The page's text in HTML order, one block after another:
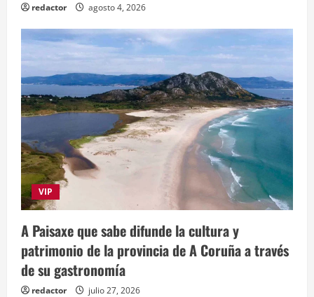
redactor agosto 4, 2026
VIP
A Paisaxe que sabe difunde la cultura y
patrimonio de la provincia de A Coruña a través
de su gastronomía
redactor julio 27, 2026